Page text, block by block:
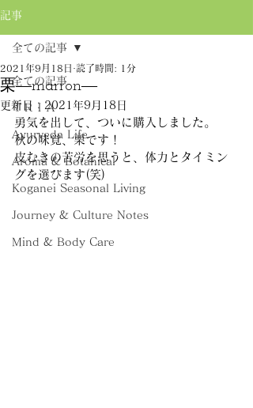
記事
全ての記事
ＴＲＩＡ
Ayurveda Life
Aroma & Botanical
Koganei Seasonal Living
Journey & Culture Notes
Mind & Body Care
全ての記事
栗―marron―
2021年9月18日 読了時間: 1分
更新日： 2021年9月18日
勇気を出して、ついに購入しました。
秋の味覚、栗です！
皮むきの苦労を思うと、体力とタイミン
グを選びます(笑)